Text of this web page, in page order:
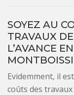
SOYEZ AU
TRAVAUX
L’AVANCE
Evidemment, il
coûts des